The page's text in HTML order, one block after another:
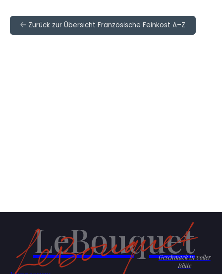
Zurück zur Übersicht Französische Feinkost A–Z
LeBouquet
Geschmack in voller
Blüte